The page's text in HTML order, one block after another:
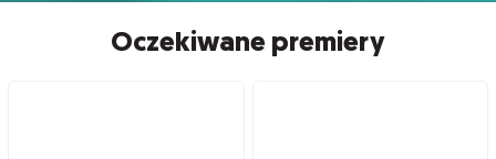
Oczekiwane premiery